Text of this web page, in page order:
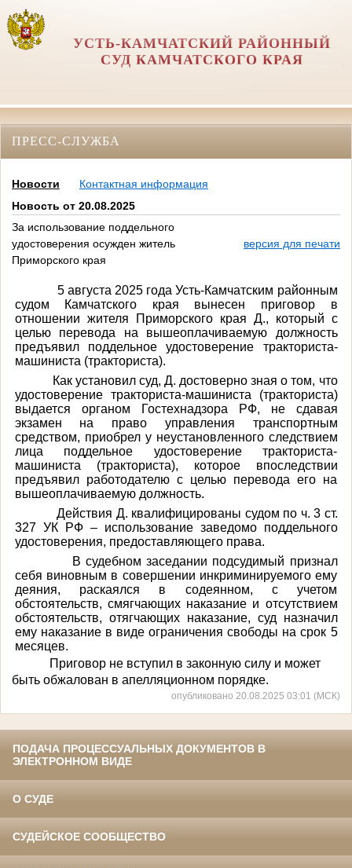
УСТЬ-КАМЧАТСКИЙ РАЙОННЫЙ
СУД КАМЧАТСКОГО КРАЯ
ПРЕСС-СЛУЖБА
Новости
Контактная информация
Новость от 20.08.2025
За использование поддельного
удостоверения осужден житель
Приморского края
версия для печати
5 августа 2025 года Усть-Камчатским районным
судом Камчатского края вынесен приговор в
отношении жителя Приморского края Д., который с
целью перевода на вышеоплачиваемую должность
предъявил поддельное удостоверение тракториста-
машиниста (тракториста).
Как установил суд, Д. достоверно зная о том, что
удостоверение тракториста-машиниста (тракториста)
выдается органом Гостехнадзора РФ, не сдавая
экзамен на право управления транспортным
средством, приобрел у неустановленного следствием
лица поддельное удостоверение тракториста-
машиниста (тракториста), которое впоследствии
предъявил работодателю с целью перевода его на
вышеоплачиваемую должность.
Действия Д. квалифицированы судом по ч. 3 ст.
327 УК РФ – использование заведомо поддельного
удостоверения, предоставляющего права.
В судебном заседании подсудимый признал
себя виновным в совершении инкриминируемого ему
деяния, раскаялся в содеянном, с учетом
обстоятельств, смягчающих наказание и отсутствием
обстоятельств, отягчающих наказание, суд назначил
ему наказание в виде ограничения свободы на срок 5
месяцев.
Приговор не вступил в законную силу и может
быть обжалован в апелляционном порядке.
опубликовано 20.08.2025 03:01 (МСК)
ПОДАЧА ПРОЦЕССУАЛЬНЫХ ДОКУМЕНТОВ В
ЭЛЕКТРОННОМ ВИДЕ
О СУДЕ
СУДЕЙСКОЕ СООБЩЕСТВО